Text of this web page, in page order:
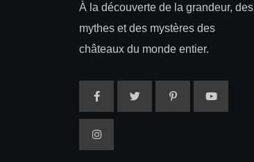
À la découverte de la grandeur, des
mythes et des mystères des
châteaux du monde entier.